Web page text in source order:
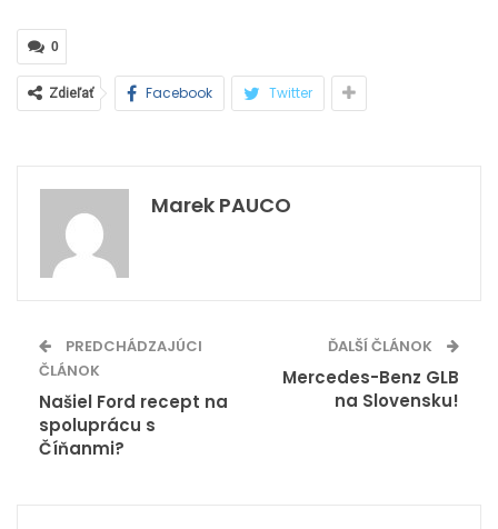
0
Zdieľať Facebook Twitter
Marek PAUCO
PREDCHÁDZAJÚCI
ČLÁNOK
Našiel Ford recept na
spoluprácu s
Číňanmi?
ĎALŠÍ ČLÁNOK
Mercedes-Benz GLB
na Slovensku!